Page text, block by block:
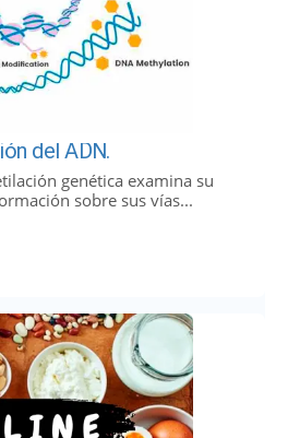
del ADN.
genética examina su
sobre sus vías...